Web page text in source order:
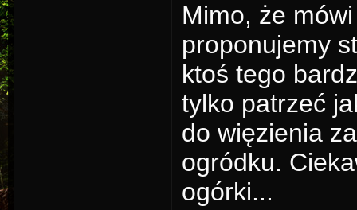
Mimo, że
proponujemy
ktoś tego
tylko patrzeć
do więzienia
ogródku.
ogórki...